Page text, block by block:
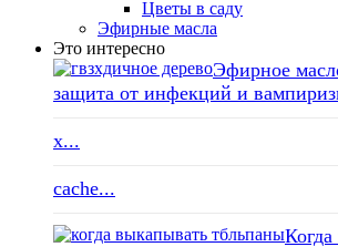
Цветы в саду
Эфирные масла
Это интересно
Эфирное
защита от инфекций и
x...
cache...